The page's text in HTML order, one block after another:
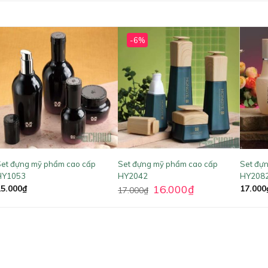
đựng mỹ phẩm cao cấp
₫
-6%
Set đựng mỹ phẩm cao cấp
HY2042
17.000₫ 16.000₫
Set
17.000